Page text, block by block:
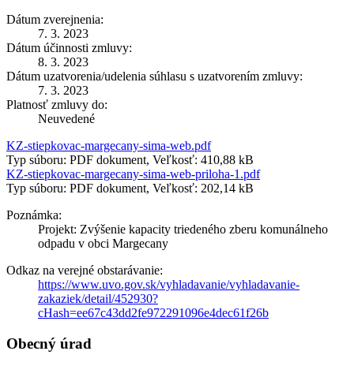
Dátum zverejnenia:
7. 3. 2023
Dátum účinnosti zmluvy:
8. 3. 2023
Dátum uzatvorenia/udelenia súhlasu s uzatvorením zmluvy:
7. 3. 2023
Platnosť zmluvy do:
Neuvedené
KZ-stiepkovac-margecany-sima-web.pdf
Typ súboru: PDF dokument, Veľkosť: 410,88 kB
KZ-stiepkovac-margecany-sima-web-priloha-1.pdf
Typ súboru: PDF dokument, Veľkosť: 202,14 kB
Poznámka:
Projekt: Zvýšenie kapacity triedeného zberu komunálneho
odpadu v obci Margecany
Odkaz na verejné obstarávanie:
https://www.uvo.gov.sk/vyhladavanie/vyhladavanie-
zakaziek/detail/452930?
cHash=ee67c43dd2fe972291096e4dec61f26b
Obecný úrad